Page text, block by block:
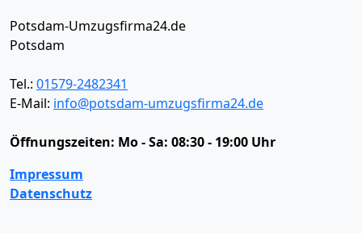
Potsdam-Umzugsfirma24.de
Potsdam
Tel.: 01579-2482341
E-Mail: info@potsdam-umzugsfirma24.de
Öffnungszeiten: Mo - Sa: 08:30 - 19:00 Uhr
Impressum
Datenschutz